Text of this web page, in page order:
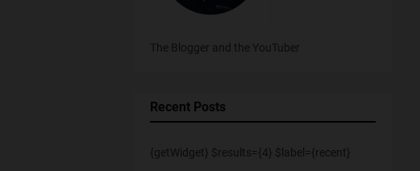
The Blogger and the YouTuber
Recent Posts
{getWidget} $results={4} $label={recent}